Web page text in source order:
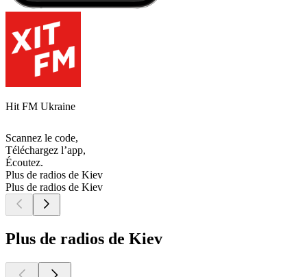
Hit FM Ukraine
Scannez le code,
Téléchargez l’app,
Écoutez.
Plus de radios de Kiev
Plus de radios de Kiev
Plus de radios de Kiev